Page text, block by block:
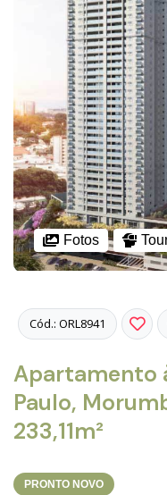
Fotos
Cód.: ORL8941
Apartamento
Paulo,
233,11m²
PRONTO NOVO